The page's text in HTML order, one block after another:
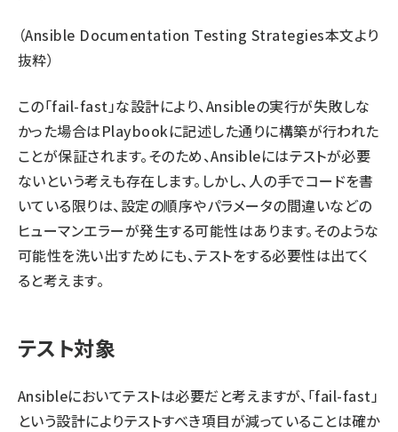
（Ansible Documentation Testing Strategies本文より
抜粋）
この「fail-fast」な設計により、Ansibleの実行が失敗しな
かった場合はPlaybookに記述した通りに構築が行われた
ことが保証されます。そのため、Ansibleにはテストが必要
ないという考えも存在します。しかし、人の手でコードを書
いている限りは、設定の順序やパラメータの間違いなどの
ヒューマンエラーが発生する可能性はあります。そのような
可能性を洗い出すためにも、テストをする必要性は出てく
ると考えます。
テスト対象
Ansibleにおいてテストは必要だと考えますが、「fail-fast」
という設計によりテストすべき項目が減っていることは確か